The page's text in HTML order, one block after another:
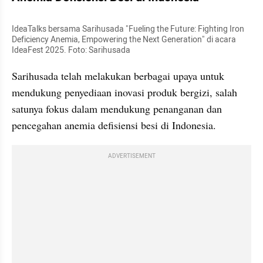
IdeaTalks bersama Sarihusada "Fueling the Future: Fighting Iron
Deficiency Anemia, Empowering the Next Generation" di acara
IdeaFest 2025. Foto: Sarihusada
Sarihusada telah melakukan berbagai upaya untuk
mendukung penyediaan inovasi produk bergizi, salah
satunya fokus dalam mendukung penanganan dan
pencegahan anemia defisiensi besi di Indonesia.
ADVERTISEMENT